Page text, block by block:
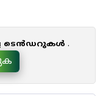
ടെൻഡറുകൾ .